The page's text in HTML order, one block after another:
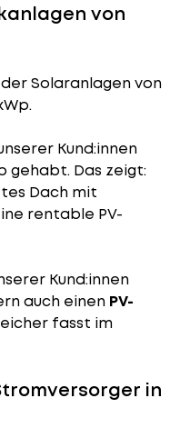
von
Solaranlagenvon
Kund:innen
gehabt. Das zeigt:
Dach mit
rentable PV-
Kund:innen
auch einen PV-
fasst im
in